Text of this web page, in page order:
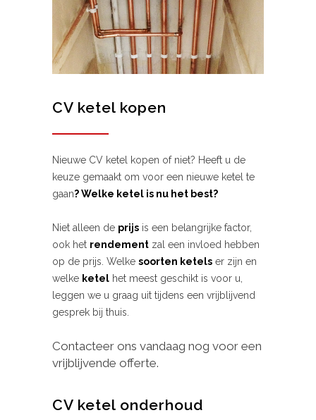
CV ketel kopen
Nieuwe CV ketel kopen of niet? Heeft u de
keuze gemaakt om voor een nieuwe ketel te
gaan? Welke ketel is nu het best?
Niet alleen de prijs is een belangrijke factor,
ook het rendement zal een invloed hebben
op de prijs. Welke soorten ketels er zijn en
welke ketel het meest geschikt is voor u,
leggen we u graag uit tijdens een vrijblijvend
gesprek bij thuis.
Contacteer ons vandaag nog voor een
vrijblijvende offerte.
CV ketel onderhoud